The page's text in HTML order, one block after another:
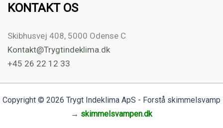
KONTAKT OS
Skibhusvej 408, 5000 Odense C
Kontakt@Trygtindeklima.dk
+45 26 22 12 33
Copyright © 2026 Trygt Indeklima ApS - Forstå skimmelsvamp
→ skimmelsvampen.dk